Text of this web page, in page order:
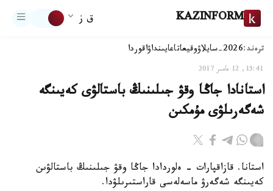
KAZINFORM ق ز
ترەند:2026-سايلاۋ وقيعاتاعايىنداۋاقوردا
15:41, 12 مامىر 2017
استانادا جاڭا وقۋ جىلىنىڭ باستالۋى كەيىنگە
شەگەرىلۋى مۇمكىن
استانا. قازاقپارات - ەلوردادا جاڭا وقۋ جىلىنىڭ باستالۋىن
كەيىنگە شەگەرۋ ماسەلەسى قاراستىرىلۋدا.